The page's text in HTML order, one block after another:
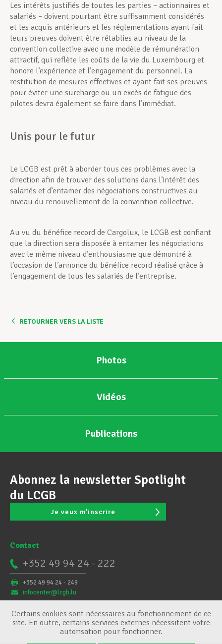
Les intérêts justifiés de toutes les parties – actionnaires et
salariés – doivent pourtant être suffisamment considérés
et les acquis antérieurs et les réglementations ayant fait
leurs preuves doivent être rétablies au niveau de la
convention collective avec une modèle de rémunération
attractif, qui reflète les coûts de la vie du Luxembourg et
honore l’expérience et l’engagement du personnel. La
restitution de mesures effectives et ayant fait ses preuves
pour éviter une surcharge ou un excès de fatigue des
pilotes devra également se faire dans l’immédiat.
Unis pour le futur
Le LCGB est prêt à aborder tous ces problèmes avec la
direction afin de trouver des solutions dans l’intérêt des
salariés et d’entamer des négociations constructives au
niveau du renouvellement de la convention collective.
Au vu du bénéfice record de Cargolux, le LCGB est confiant
que la direction sera disposée à entamer les négociations
avec le même niveau d’enthousiasme que démontré à
l’occasion de l’annonce du bénéfice record réalisé grâce à
l’engagement de tous les salariés de l’entreprise.
RETOURNER VERS LA LISTE
Photos
Vidéos
Publications
Abonnez la newsletter Spotlight
du LCGB
Je veux m'inscrire
Contact
+352 49 94 24 - 222
+352 49 94 24 - 249
infocenter@lcgb.lu
Certains cookies sont nécessaires au fonctionnement de ce
site. En outre, certains services externes nécessitent votre
autorisation pour fonctionner.